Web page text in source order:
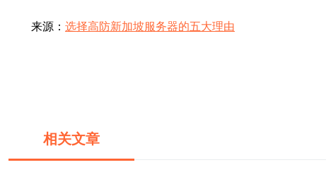
来源： 选择高防新加坡服务器的五大理由
相关文章